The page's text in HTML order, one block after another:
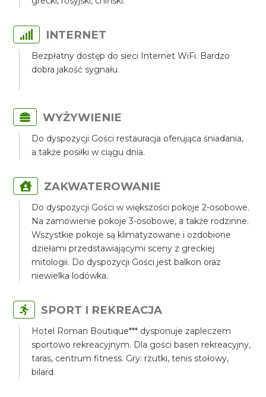
INTERNET
Bezpłatny dostęp do sieci Internet WiFi. Bardzo
dobra jakość sygnału.
WYŻYWIENIE
Do dyspozycji Gości restauracja oferująca śniadania,
a także posiłki w ciągu dnia.
ZAKWATEROWANIE
Do dyspozycji Gości w większości pokoje 2-osobowe.
Na zamówienie pokoje 3-osobowe, a także rodzinne.
Wszystkie pokoje są klimatyzowane i ozdobione
dziełami przedstawiającymi sceny z greckiej
mitologii. Do dyspozycji Gości jest balkon oraz
niewielka lodówka.
SPORT I REKREACJA
Hotel Roman Boutique*** dysponuje zapleczem
sportowo rekreacyjnym. Dla gości basen rekreacyjny,
taras, centrum fitness. Gry: rzutki, tenis stołowy,
bilard.